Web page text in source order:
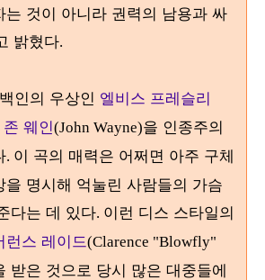
는 것이 아니라 권력의 남용과 싸
밝혔다.
인의 우상인 엘비스 프레슬리
존 웨인(John Wayne)을 인종주의
. 이 곡의 매력은 어쩌면 아주 구체
을 명시해 억눌린 사람들의 가슴
다는 데 있다. 이런 디스 스타일의
런스 레이드(Clarence "Blowfly"
받은 것으로 당시 많은 대중들에